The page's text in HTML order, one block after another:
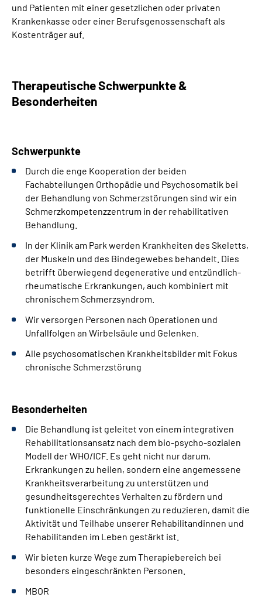
und Patienten mit einer gesetzlichen oder privaten
Krankenkasse oder einer Berufsgenossenschaft als
Kostenträger auf.
Therapeutische Schwerpunkte &
Besonderheiten
Schwerpunkte
Durch die enge Kooperation der beiden
Fachabteilungen Orthopädie und Psychosomatik bei
der Behandlung von Schmerzstörungen sind wir ein
Schmerzkompetenzzentrum in der rehabilitativen
Behandlung.
In der Klinik am Park werden Krankheiten des Skeletts,
der Muskeln und des Bindegewebes behandelt. Dies
betrifft überwiegend degenerative und entzündlich-
rheumatische Erkrankungen, auch kombiniert mit
chronischem Schmerzsyndrom.
Wir versorgen Personen nach Operationen und
Unfallfolgen an Wirbelsäule und Gelenken.
Alle psychosomatischen Krankheitsbilder mit Fokus
chronische Schmerzstörung
Besonderheiten
Die Behandlung ist geleitet von einem integrativen
Rehabilitationsansatz nach dem bio-psycho-sozialen
Modell der WHO/ICF. Es geht nicht nur darum,
Erkrankungen zu heilen, sondern eine angemessene
Krankheitsverarbeitung zu unterstützen und
gesundheitsgerechtes Verhalten zu fördern und
funktionelle Einschränkungen zu reduzieren, damit die
Aktivität und Teilhabe unserer Rehabilitandinnen und
Rehabilitanden im Leben gestärkt ist.
Wir bieten kurze Wege zum Therapiebereich bei
besonders eingeschränkten Personen.
MBOR